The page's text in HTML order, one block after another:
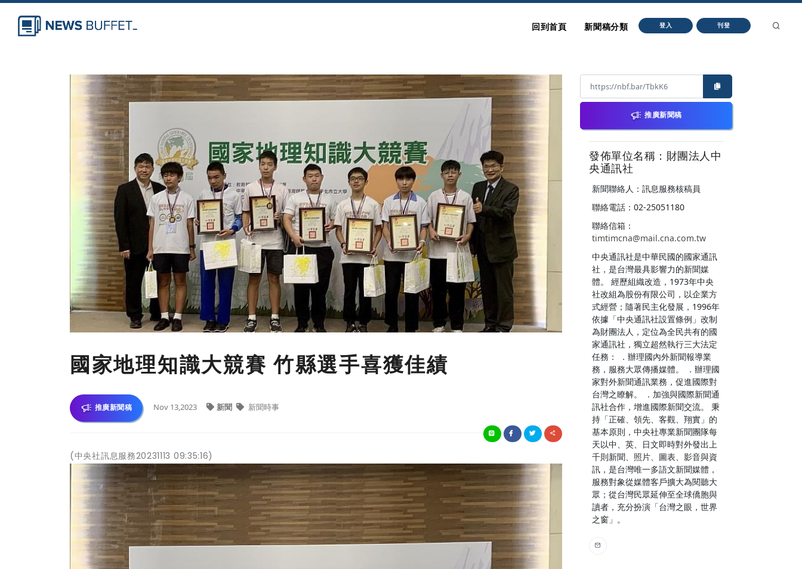
回到首頁 新聞稿分類 登入 刊登
國家地理知識大競賽 竹縣選手喜獲佳績
推廣新聞稿 Nov 13,2023 新聞 新聞時事
(中央社訊息服務20231113 09:35:16)
推廣新聞稿
發佈單位名稱：財團法人中
央通訊社
新聞聯絡人：訊息服務核稿員
聯絡電話：02-25051180
聯絡信箱：
timtimcna@mail.cna.com.tw
中央通訊社是中華民國的國家通訊
社，是台灣最具影響力的新聞媒
體。 經歷組織改造，1973年中央
社改組為股份有限公司，以企業方
式經營；隨著民主化發展，1996年
依據「中央通訊社設置條例」改制
為財團法人，定位為全民共有的國
家通訊社，獨立超然執行三大法定
任務： ．辦理國內外新聞報導業
務，服務大眾傳播媒體。 ．辦理國
家對外新聞通訊業務，促進國際對
台灣之瞭解。 ．加強與國際新聞通
訊社合作，增進國際新聞交流。 秉
持「正確、領先、客觀、翔實」的
基本原則，中央社專業新聞團隊每
天以中、英、日文即時對外發出上
千則新聞、照片、圖表、影音與資
訊，是台灣唯一多語文新聞媒體，
服務對象從媒體客戶擴大為閱聽大
眾；從台灣民眾延伸至全球僑胞與
讀者，充分扮演「台灣之眼，世界
之窗」。